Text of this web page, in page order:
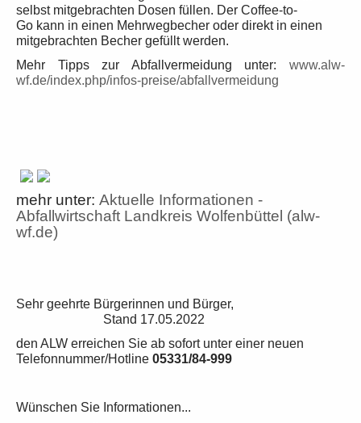
selbst mitgebrachten Dosen füllen. Der Coffee-to-
Go kann in einen Mehrwegbecher oder direkt in einen
mitgebrachten Becher gefüllt werden.
Mehr Tipps zur Abfallvermeidung unter: www.alw-
wf.de/index.php/infos-preise/abfallvermeidung
mehr unter: Aktuelle Informationen -
Abfallwirtschaft Landkreis Wolfenbüttel (alw-
wf.de)
Sehr geehrte Bürgerinnen und Bürger,
Stand 17.05.2022
den ALW erreichen Sie ab sofort unter einer neuen
Telefonnummer/Hotline 05331/84-999
Wünschen Sie Informationen...